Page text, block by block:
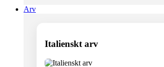
Arv
Italienskt arv